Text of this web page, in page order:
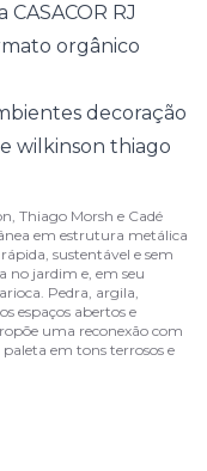
CASACOR RJ
orgânico
Thiago Morsh e Cadé
em estrutura metálica
sustentável e sem
no jardim e, em seu
Pedra, argila,
espaços abertos e
uma reconexão com
em tons terrosos e